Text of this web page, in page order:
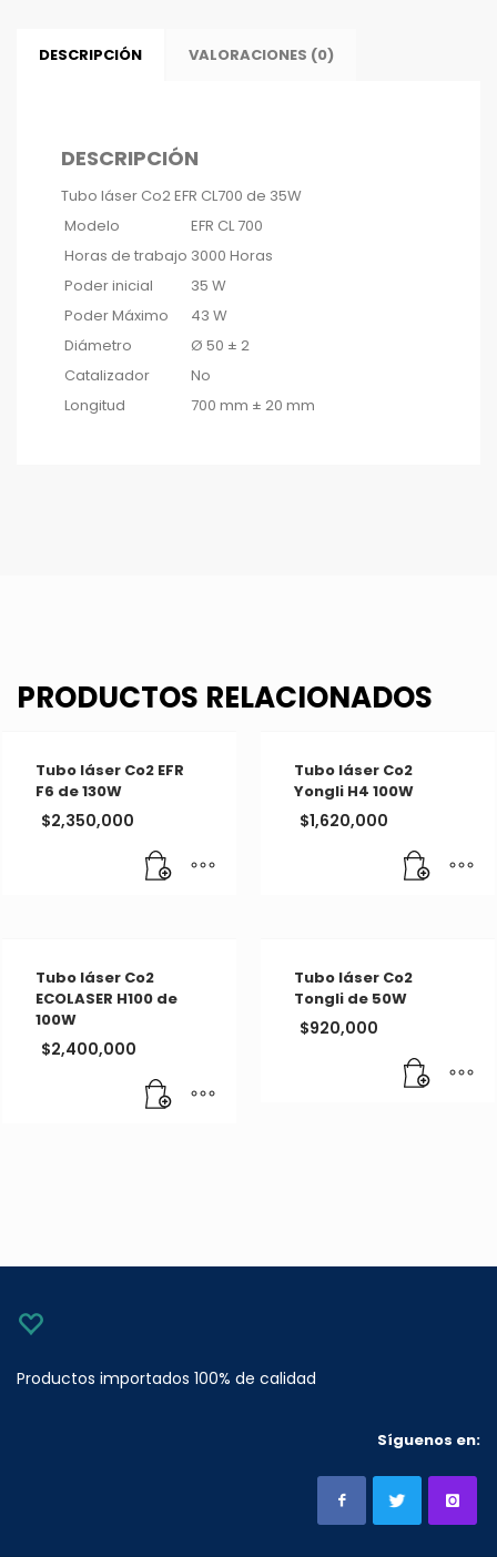
DESCRIPCIÓN VALORACIONES (0)
DESCRIPCIÓN
Tubo láser Co2 EFR CL700 de 35W
Modelo
EFR CL 700
Horas de trabajo 3000 Horas
Poder inicial
35 W
Poder Máximo
43 W
Diámetro
Ø 50 ± 2
Catalizador
No
Longitud
700 mm ± 20 mm
PRODUCTOS RELACIONADOS
Tubo láser Co2 EFR
F6 de 130W
$2,350,000
Tubo láser Co2
Yongli H4 100W
$1,620,000
Tubo láser Co2
ECOLASER H100 de
100W
$2,400,000
Tubo láser Co2
Tongli de 50W
$920,000
Productos importados 100% de calidad
Síguenos en: